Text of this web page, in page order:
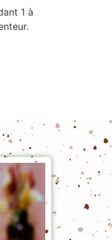
1 à